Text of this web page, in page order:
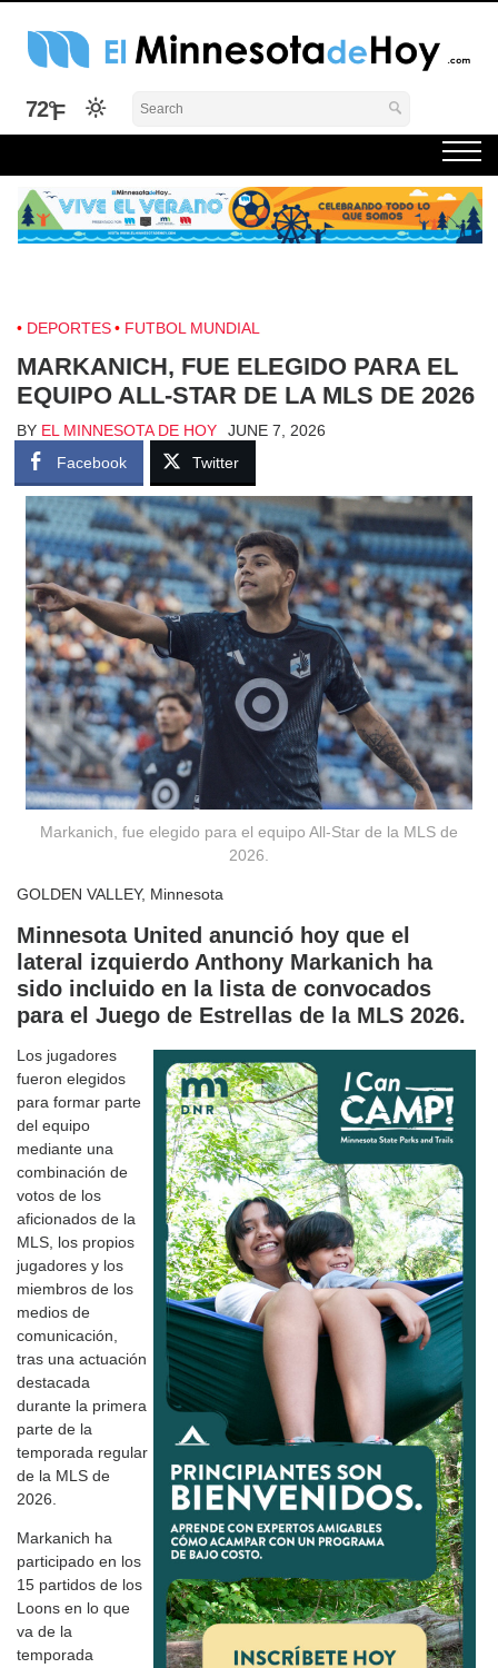
Skip
El Minnesota de Hoy Noticias
Latino Noticias Minnesota News
72°
DEPORTES FUTBOL MUNDIAL
MARKANICH, FUE ELEGIDO PARA EL
EQUIPO ALL-STAR DE LA MLS DE 2026
BY EL MINNESOTA DE HOY
JUNE 7, 2026
Facebook
Twitter
Markanich, fue elegido para el equipo All-Star de la MLS de
2026.
GOLDEN VALLEY, Minnesota
Minnesota United anunció hoy que el
lateral izquierdo Anthony Markanich ha
sido incluido en la lista de convocados
para el Juego de Estrellas de la MLS 2026.
Los jugadores
fueron elegidos
para formar parte
del equipo
mediante una
combinación de
votos de los
aficionados de la
MLS, los propios
jugadores y los
miembros de los
medios de
comunicación,
tras una actuación
destacada
durante la primera
parte de la
temporada regular
de la MLS de
2026.
Markanich ha
participado en los
15 partidos de los
Loons en lo que
va de la
temporada